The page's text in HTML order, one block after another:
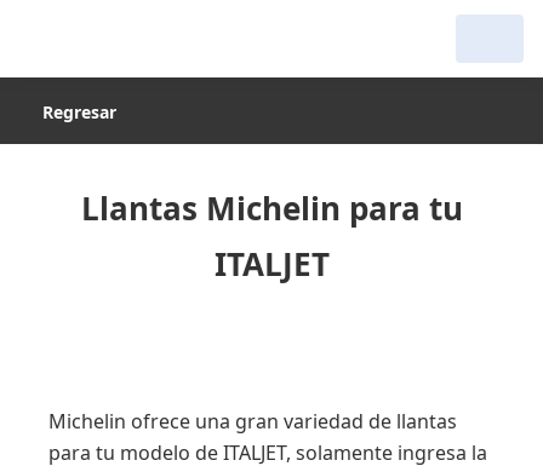
Regresar
Llantas Michelin para tu
ITALJET
Michelin ofrece una gran variedad de llantas
para tu modelo de ITALJET, solamente ingresa la